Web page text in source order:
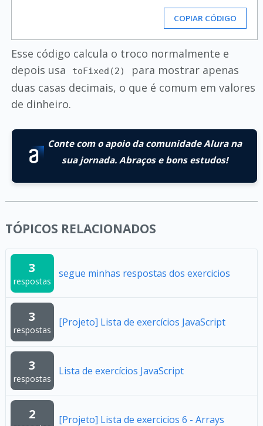
COPIAR CÓDIGO
Esse código calcula o troco normalmente e
depois usa
toFixed(2)
para mostrar apenas
duas casas decimais, o que é comum em valores
de dinheiro.
Conte com o apoio da comunidade Alura na
sua jornada. Abraços e bons estudos!
TÓPICOS RELACIONADOS
3
respostas
segue minhas respostas dos exercicios
3
respostas
[Projeto] Lista de exercícios JavaScript
3
respostas
Lista de exercícios JavaScript
2 [Projeto] Lista de exercicios 6 - Arrays